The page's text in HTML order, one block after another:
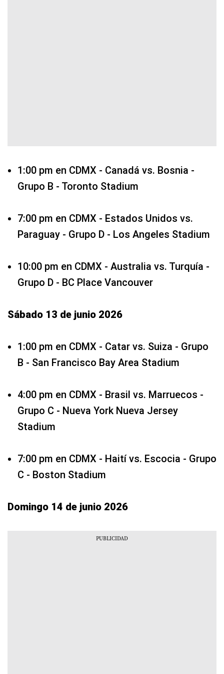
1:00 pm en CDMX - Canadá vs. Bosnia -
Grupo B - Toronto Stadium
7:00 pm en CDMX - Estados Unidos vs.
Paraguay - Grupo D - Los Angeles Stadium
10:00 pm en CDMX - Australia vs. Turquía -
Grupo D - BC Place Vancouver
Sábado 13 de junio 2026
1:00 pm en CDMX - Catar vs. Suiza - Grupo
B - San Francisco Bay Area Stadium
4:00 pm en CDMX - Brasil vs. Marruecos -
Grupo C - Nueva York Nueva Jersey
Stadium
7:00 pm en CDMX - Haití vs. Escocia - Grupo
C - Boston Stadium
Domingo 14 de junio 2026